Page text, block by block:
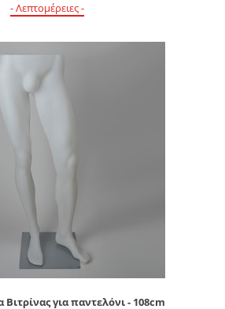
- Λεπτομέρειες -
για παντελόνι - 108cm